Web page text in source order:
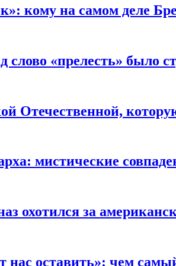
кому на самом деле
слово «прелесть» было
Отечественной,
мистические
охотился за
нас оставить»: чем